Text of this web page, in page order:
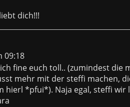
dich!!!
09:18
fine euch toll.. (zumindest die
mehr mit der steffi machen,
hierl *pfui*). Naja egal, steffi wir